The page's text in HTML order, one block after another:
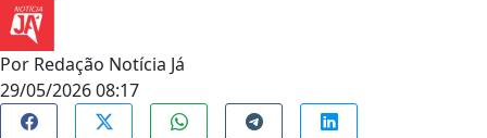
Por Redação Notícia Já
29/05/2026 08:17